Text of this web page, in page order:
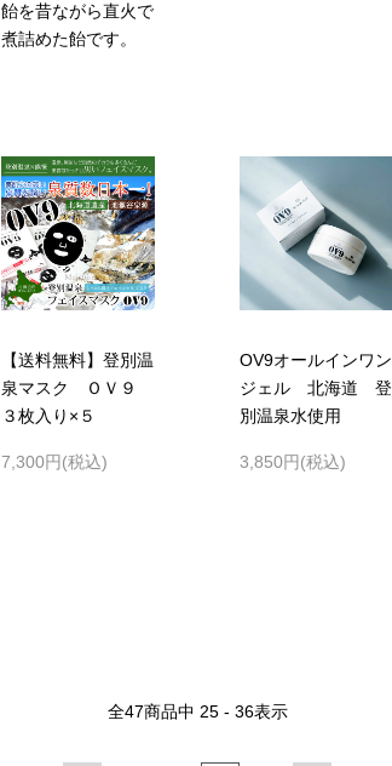
飴を昔ながら直火で
煮詰めた飴です。
【送料無料】登別温
泉マスク ＯＶ９
３枚入り×５
7,300円(税込)
OV9オールインワン
ジェル 北海道 登
別温泉水使用
3,850円(税込)
全47商品中 25 - 36表示